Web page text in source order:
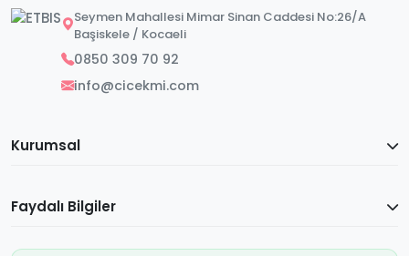
Seymen Mahallesi Mimar Sinan Caddesi No:26/A
Başiskele / Kocaeli
0850 309 70 92
info@cicekmi.com
Kurumsal
Faydalı Bilgiler